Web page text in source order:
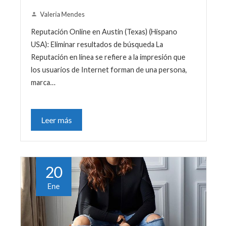
Valeria Mendes
Reputación Online en Austin (Texas) (Hispano
USA): Eliminar resultados de búsqueda La
Reputación en línea se refiere a la impresión que
los usuarios de Internet forman de una persona,
marca…
Leer más
20
Ene